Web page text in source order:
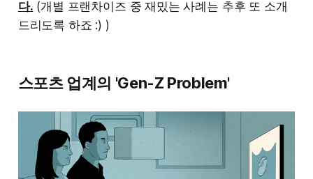
다. (개별 프랜차이즈 중 재밌는 사례는 추후 또 소개
드리도록 하죠 :) )
스포츠 업계의 'Gen-Z Problem'